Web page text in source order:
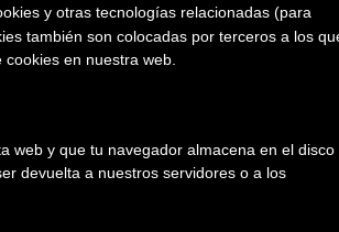
y otras tecnologías relacionadas (para
también son colocadas por terceros a los
en nuestra web.
web y que tu navegador almacena en el disco
devuelta a nuestros servidores o a los